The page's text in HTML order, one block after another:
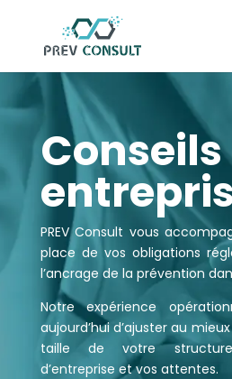
Conseils
PREV Consult vous
place de vos obligations
l’ancrage de la prévention
Notre expérience
aujourd’hui d’ajuster au
taille de votre
d’entreprise et vos attentes.